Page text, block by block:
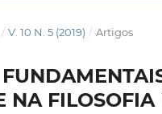
/ V. 10 N. 5 (2019) / Artigos
NA